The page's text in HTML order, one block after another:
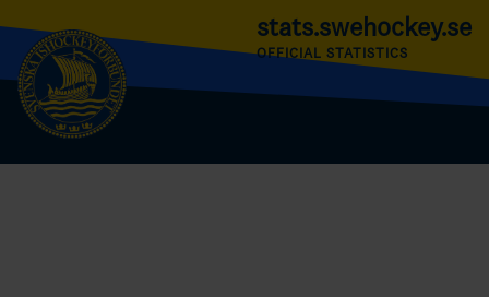
stats.swehockey.se
OFFICIAL STATISTICS